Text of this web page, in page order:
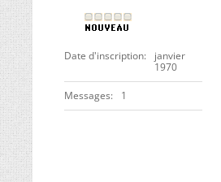
Date d'inscription
janvier
1970
Messages 1